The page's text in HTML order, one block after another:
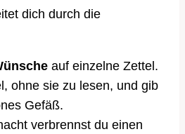
dich durch die
auf einzelne Zettel.
ohne sie zu lesen, und gib
Gefäß.
verbrennst du einen